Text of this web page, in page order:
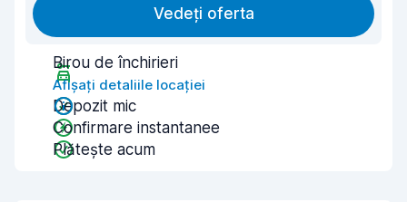
Vedeți oferta
Birou de închirieri
Afișați detaliile locației
Depozit mic
Confirmare instantanee
Plătește acum